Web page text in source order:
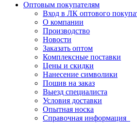
Оптовым покупателям
Вход в ЛК оптового
О компании
Производство
Новости
Заказать оптом
Комплексные поставки
Цены и скидки
Нанесение символики
Пошив на заказ
Выезд специалиста
Условия доставки
Опытная носка
Справочная информация